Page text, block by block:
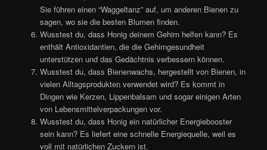
Sie führen einen “Waggeltanz” auf, um anderen Bienen zu
sagen, wo sie die besten Blumen finden.
Wusstest du, dass Honig deinem Gehirn helfen kann? Es
enthält Antioxidantien, die die Gehirngesundheit
unterstützen und das Gedächtnis verbessern können.
Wusstest du, dass Bienenwachs, hergestellt von Bienen, in
vielen Alltagsprodukten verwendet wird? Es kommt in
Dingen wie Kerzen, Lippenbalsam und sogar einigen Arten
von Lebensmittelverpackungen vor.
Wusstest du, dass Honig ein natürlicher Energiebooster
sein kann? Es liefert eine schnelle Energiequelle, weil es
voll mit natürlichen Zuckern ist.